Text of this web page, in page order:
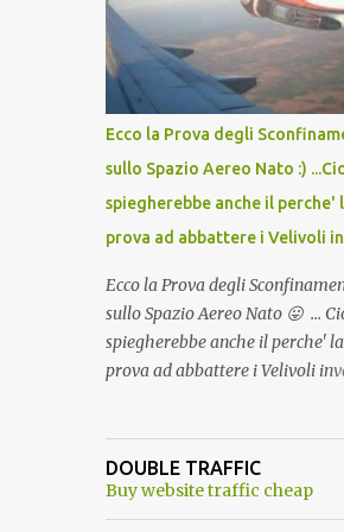
lo scopo della temperatura?
tempo ribattezzo' il Vaccino
del Capo, era "spettacolare
andava bene anche, a
Ambiente"! Riproponiamo
Ecco la Prova degli
sullo Spazio Aereo Nato :)
spiegherebbe anche il perche'
prova ad abbattere i Velivoli
Ecco la Prova degli
sullo Spazio Aereo Nato 😛 ...
spiegherebbe anche il perche'
prova ad abbattere i Velivoli
alcuna notizia di un'invasione
aereo NATO da parte di un
DOUBLE TRAFFIC
Buy website traffic cheap